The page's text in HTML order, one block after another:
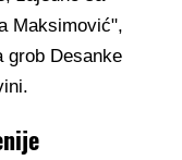
Maksimović",
grob Desanke